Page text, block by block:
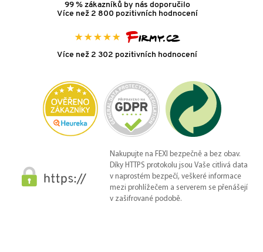
99 % zákazníků by nás doporučilo
Více než 2 800 pozitivních hodnocení
Více než 2 302 pozitivních hodnocení
Nakupujte na FEXI bezpečně a bez obav.
Díky HTTPS protokolu jsou Vaše citlivá data
v naprostém bezpečí, veškeré informace
mezi prohlížečem a serverem se přenášejí
v zašifrované podobě.